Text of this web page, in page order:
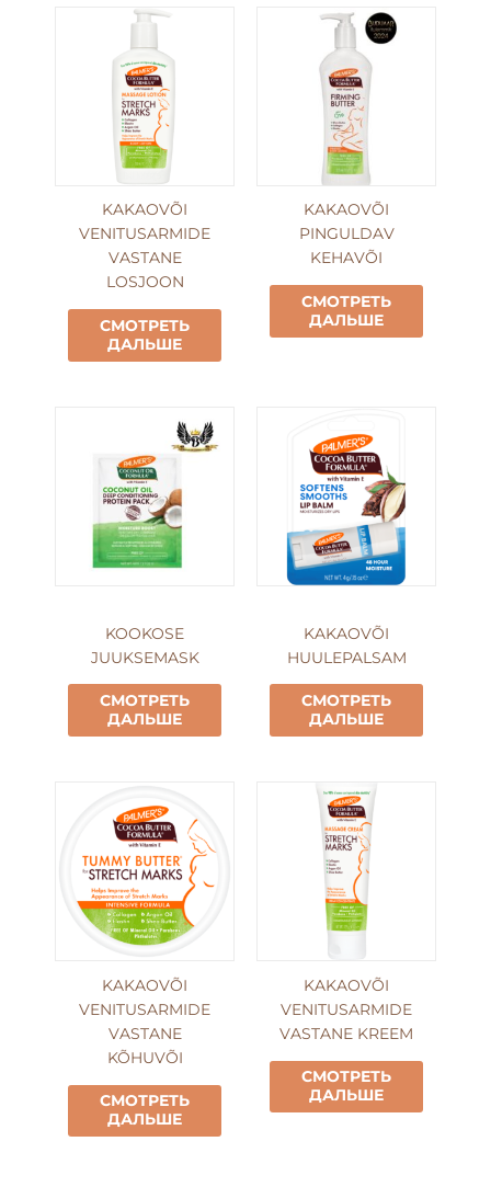
KAKAOVÕI
VENITUSARMIDE
VASTANE
LOSJOON
СМОТРЕТЬ
ДАЛЬШЕ
KAKAOVÕI
PINGULDAV
KEHAVÕI
СМОТРЕТЬ
ДАЛЬШЕ
KOOKOSE
JUUKSEMASK
СМОТРЕТЬ
ДАЛЬШЕ
KAKAOVÕI
HUULEPALSAM
СМОТРЕТЬ
ДАЛЬШЕ
KAKAOVÕI
VENITUSARMIDE
VASTANE
KÕHUVÕI
СМОТРЕТЬ
ДАЛЬШЕ
KAKAOVÕI
VENITUSARMIDE
VASTANE KREEM
СМОТРЕТЬ
ДАЛЬШЕ